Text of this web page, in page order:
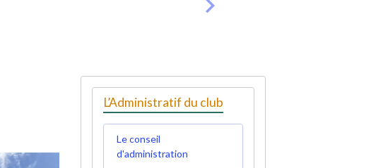
L’Administratif du club
Le conseil
d'administration